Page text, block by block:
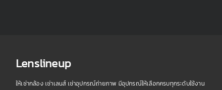
Lenslineup
ให้เช่ากล้อง เช่าเลนส์ เช่าอุปกรณ์ถ่ายภาพ มีอุปกรณ์ให้เลือกครบทุกระดับใช้งาน